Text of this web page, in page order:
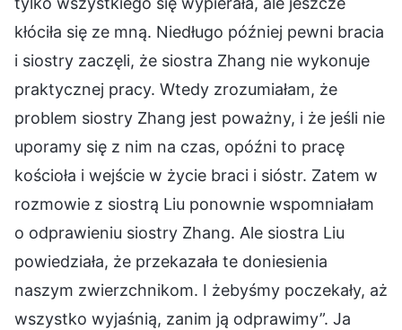
kłóciła się ze mną. Niedługo później pewni bracia
i siostry zaczęli, że siostra Zhang nie wykonuje
praktycznej pracy. Wtedy zrozumiałam, że
problem siostry Zhang jest poważny, i że jeśli nie
uporamy się z nim na czas, opóźni to pracę
kościoła i wejście w życie braci i sióstr. Zatem w
rozmowie z siostrą Liu ponownie wspomniałam
o odprawieniu siostry Zhang. Ale siostra Liu
powiedziała, że przekazała te doniesienia
naszym zwierzchnikom. I żebyśmy poczekały, aż
wszystko wyjaśnią, zanim ją odprawimy”. Ja